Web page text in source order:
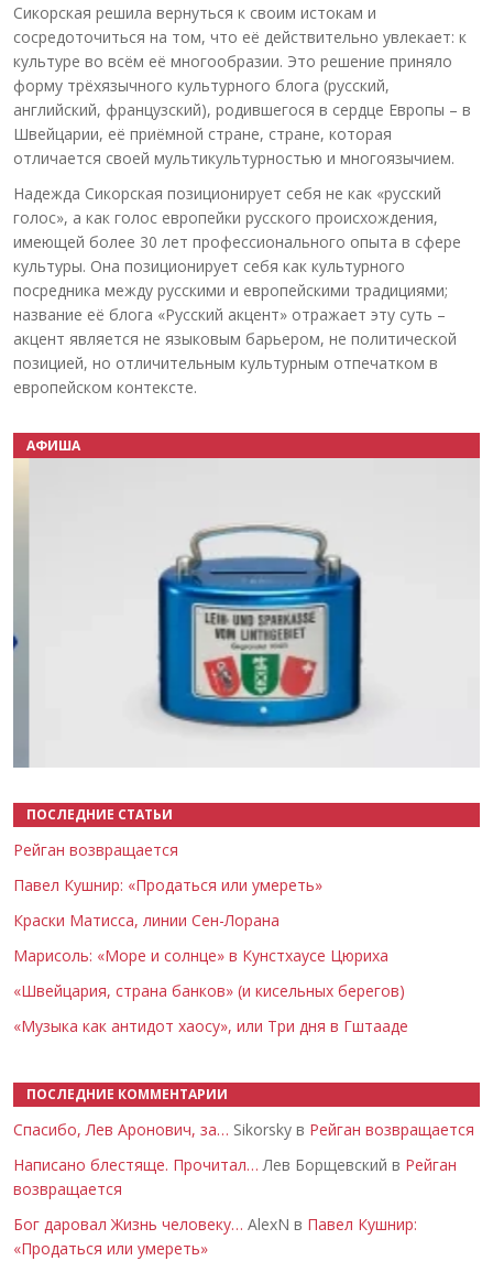
Сикорская решила вернуться к своим истокам и
сосредоточиться на том, что её действительно увлекает: к
культуре во всём её многообразии. Это решение приняло
форму трёхязычного культурного блога (русский,
английский, французский), родившегося в сердце Европы – в
Швейцарии, её приёмной стране, стране, которая
отличается своей мультикультурностью и многоязычием.
Надежда Сикорская позиционирует себя не как «русский
голос», а как голос европейки русского происхождения,
имеющей более 30 лет профессионального опыта в сфере
культуры. Она позиционирует себя как культурного
посредника между русскими и европейскими традициями;
название её блога «Русский акцент» отражает эту суть –
акцент является не языковым барьером, не политической
позицией, но отличительным культурным отпечатком в
европейском контексте.
АФИША
ПОСЛЕДНИЕ СТАТЬИ
Рейган возвращается
Павел Кушнир: «Продаться или умереть»
Краски Матисса, линии Сен-Лорана
Марисоль: «Море и солнце» в Кунстхаусе Цюриха
«Швейцария, страна банков» (и кисельных берегов)
«Музыка как антидот хаосу», или Три дня в Гштааде
ПОСЛЕДНИЕ КОММЕНТАРИИ
Спасибо, Лев Аронович, за… Sikorsky в Рейган возвращается
Написано блестяще. Прочитал… Лев Борщевский в Рейган
возвращается
Бог даровал Жизнь человеку… AlexN в Павел Кушнир:
«Продаться или умереть»